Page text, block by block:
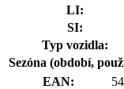
LI:
SI:
Typ vozidla:
Sezóna (období,
EAN: